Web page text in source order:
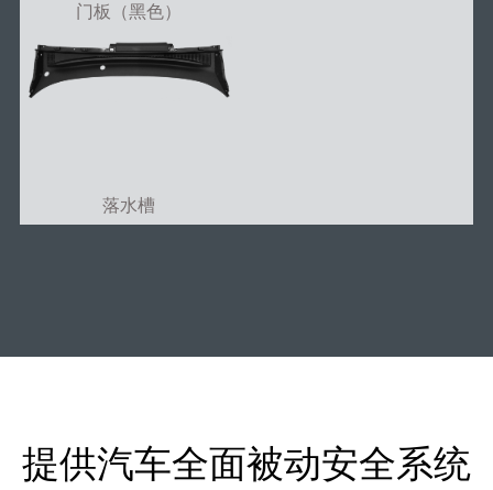
门板（黑色）
落水槽
提供汽车全面被动安全系统